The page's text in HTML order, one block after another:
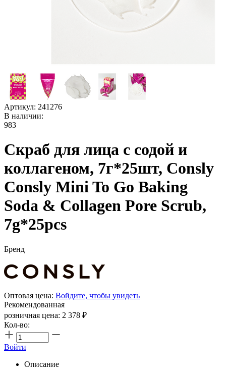
Артикул: 241276
В наличии:
983
Скраб для лица с содой и
коллагеном, 7г*25шт, Consly
Consly Mini To Go Baking
Soda & Collagen Pore Scrub,
7g*25pcs
Бренд
Оптовая цена: Войдите, чтобы увидеть
Рекомендованная
розничная цена: 2 378 ₽
Кол-во:
Войти
Описание